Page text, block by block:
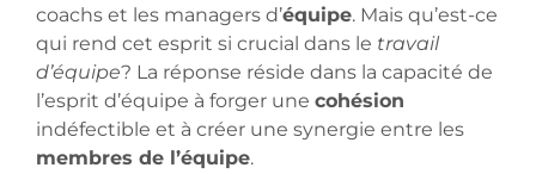
coachs et les managers d’équipe. Mais qu’est-ce
qui rend cet esprit si crucial dans le travail
d’équipe? La réponse réside dans la capacité de
l’esprit d’équipe à forger une cohésion
indéfectible et à créer une synergie entre les
membres de l’équipe.